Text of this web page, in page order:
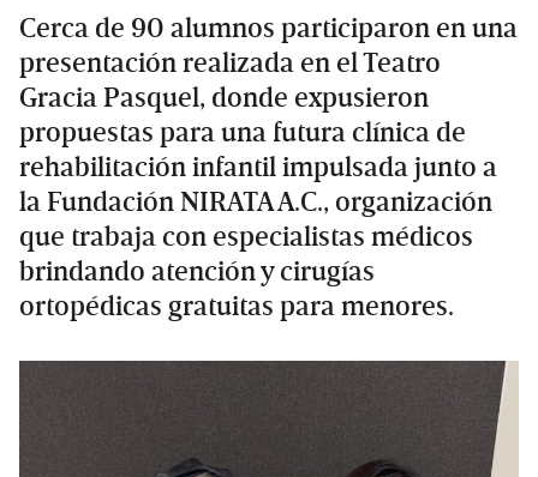
Cerca de 90 alumnos participaron en una
presentación realizada en el Teatro
Gracia Pasquel, donde expusieron
propuestas para una futura clínica de
rehabilitación infantil impulsada junto a
la Fundación NIRATA A.C., organización
que trabaja con especialistas médicos
brindando atención y cirugías
ortopédicas gratuitas para menores.